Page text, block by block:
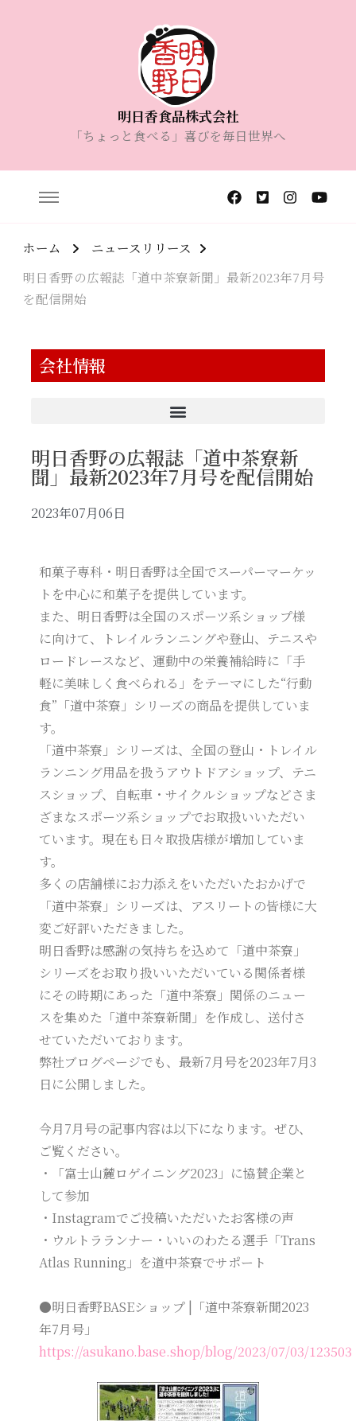
明日香食品株式会社
「ちょっと食べる」喜びを毎日世界へ
ホーム
ニュースリリース
明日香野の広報誌「道中茶寮新聞」最新2023年7月号
を配信開始
会社情報
明日香野の広報誌「道中茶寮新
聞」最新2023年7月号を配信開始
2023年07月06日
和菓子専科・明日香野は全国でスーパーマーケッ
トを中心に和菓子を提供しています。
また、明日香野は全国のスポーツ系ショップ様
に向けて、トレイルランニングや登山、テニスや
ロードレースなど、運動中の栄養補給時に「手
軽に美味しく食べられる」をテーマにした“行動
食”「道中茶寮」シリーズの商品を提供していま
す。
「道中茶寮」シリーズは、全国の登山・トレイル
ランニング用品を扱うアウトドアショップ、テニ
スショップ、自転車・サイクルショップなどさま
ざまなスポーツ系ショップでお取扱いいただい
ています。現在も日々取扱店様が増加していま
す。
多くの店舗様にお力添えをいただいたおかげで
「道中茶寮」シリーズは、アスリートの皆様に大
変ご好評いただきました。
明日香野は感謝の気持ちを込めて「道中茶寮」
シリーズをお取り扱いいただいている関係者様
にその時期にあった「道中茶寮」関係のニュー
スを集めた「道中茶寮新聞」を作成し、送付さ
せていただいております。
弊社ブログページでも、最新7月号を2023年7月3
日に公開しました。
今月7月号の記事内容は以下になります。ぜひ、
ご覧ください。
・「富士山麓ロゲイニング2023」に協賛企業と
して参加
・Instagramでご投稿いただいたお客様の声
・ウルトラランナー・いいのわたる選手「Trans
Atlas Running」を道中茶寮でサポート
●明日香野BASEショップ |「道中茶寮新聞2023
年7月号」
https://asukano.base.shop/blog/2023/07/03/123503